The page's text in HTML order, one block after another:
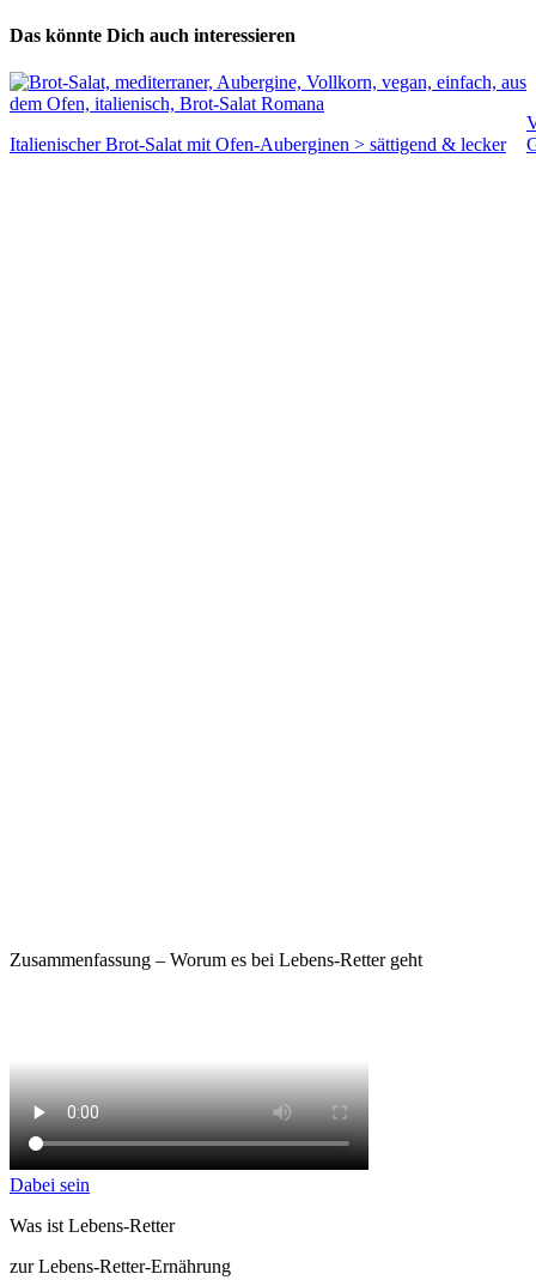
Das könnte Dich auch interessieren
Italienischer Brot-Salat mit Ofen-Auberginen > sättigend & lecker
Zusammenfassung – Worum es bei Lebens-Retter geht
Dabei sein
Was ist Lebens-Retter
zur Lebens-Retter-Ernährung